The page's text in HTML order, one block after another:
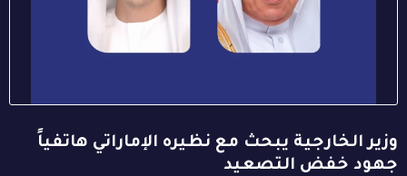
وزير الخارجية يبحث مع نظيره الإماراتي هاتفياً
جهود خفض التصعيد